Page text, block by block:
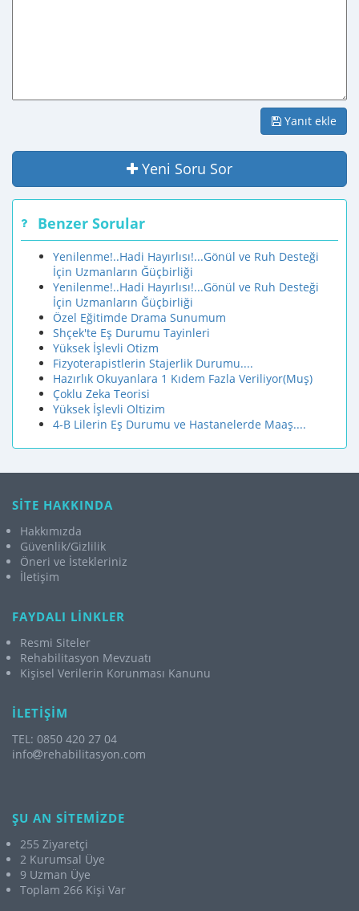
Yanıt ekle
Yeni Soru Sor
Benzer Sorular
Yenilenme!..Hadi Hayırlısı!...Gönül ve Ruh Desteği
İçin Uzmanların Ğüçbirliği
Yenilenme!..Hadi Hayırlısı!...Gönül ve Ruh Desteği
İçin Uzmanların Ğüçbirliği
Özel Eğitimde Drama Sunumum
Shçek'te Eş Durumu Tayinleri
Yüksek İşlevli Otizm
Fizyoterapistlerin Stajerlik Durumu....
Hazırlık Okuyanlara 1 Kıdem Fazla Veriliyor(Muş)
Çoklu Zeka Teorisi
Yüksek İşlevli Oltizim
4-B Lilerin Eş Durumu ve Hastanelerde Maaş....
SİTE HAKKINDA
Hakkımızda
Güvenlik/Gizlilik
Öneri ve İstekleriniz
İletişim
FAYDALI LİNKLER
Resmi Siteler
Rehabilitasyon Mevzuatı
Kişisel Verilerin Korunması Kanunu
İLETİŞİM
TEL: 0850 420 27 04
info
rehabilitasyon.com
ŞU AN SİTEMİZDE
255 Ziyaretçi
2 Kurumsal Üye
9 Uzman Üye
Toplam 266 Kişi Var